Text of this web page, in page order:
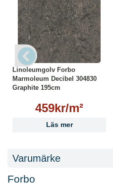
Linoleumgolv Forbo
Marmoleum Decibel 304830
Graphite 195cm
459kr/m²
Läs mer
Varumärke
Forbo